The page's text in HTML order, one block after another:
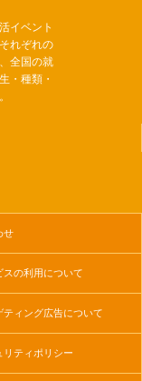
イベント
れぞれの
全国の就
・種類・
せ
スの利用について
ティング広告について
リティポリシー